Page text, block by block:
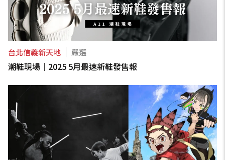
台北信義新天地 嚴選
潮鞋現場｜2025 5月最速新鞋發售報